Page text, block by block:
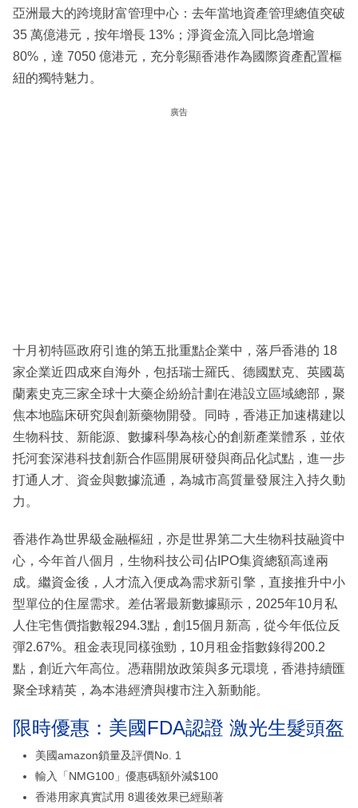
亞洲最大的跨境財富管理中心：去年當地資產管理總值突破
35 萬億港元，按年增長 13%；淨資金流入同比急增逾
80%，達 7050 億港元，充分彰顯香港作為國際資產配置樞
紐的獨特魅力。
廣告
十月初特區政府引進的第五批重點企業中，落戶香港的 18
家企業近四成來自海外，包括瑞士羅氏、德國默克、英國葛
蘭素史克三家全球十大藥企紛紛計劃在港設立區域總部，聚
焦本地臨床研究與創新藥物開發。同時，香港正加速構建以
生物科技、新能源、數據科學為核心的創新產業體系，並依
托河套深港科技創新合作區開展研發與商品化試點，進一步
打通人才、資金與數據流通，為城市高質量發展注入持久動
力。
香港作為世界級金融樞紐，亦是世界第二大生物科技融資中
心，今年首八個月，生物科技公司佔IPO集資總額高達兩
成。繼資金後，人才流入便成為需求新引擎，直接推升中小
型單位的住屋需求。差估署最新數據顯示，2025年10月私
人住宅售價指數報294.3點，創15個月新高，從今年低位反
彈2.67%。租金表現同樣強勁，10月租金指數錄得200.2
點，創近六年高位。憑藉開放政策與多元環境，香港持續匯
聚全球精英，為本港經濟與樓市注入新動能。
限時優惠：美國FDA認證 激光生髮頭盔
美國amazon鎖量及評價No. 1
輸入「NMG100」優惠碼額外減$100
香港用家真實試用 8週後效果已經顯著